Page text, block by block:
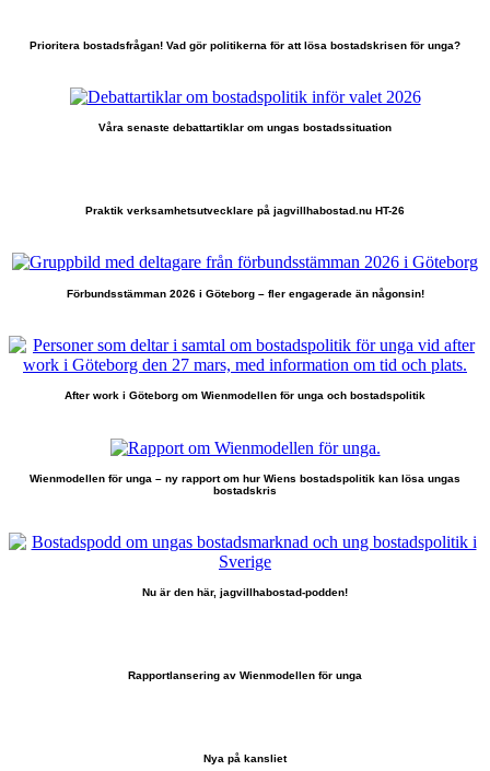
Prioritera bostadsfrågan! Vad gör politikerna för att lösa bostadskrisen för unga?
Våra senaste debattartiklar om ungas bostadssituation
Praktik verksamhetsutvecklare på jagvillhabostad.nu HT-26
Förbundsstämman 2026 i Göteborg – fler engagerade än någonsin!
After work i Göteborg om Wienmodellen för unga och bostadspolitik
Wienmodellen för unga – ny rapport om hur Wiens bostadspolitik kan lösa ungas
bostadskris
Nu är den här, jagvillhabostad-podden!
Rapportlansering av Wienmodellen för unga
Nya på kansliet